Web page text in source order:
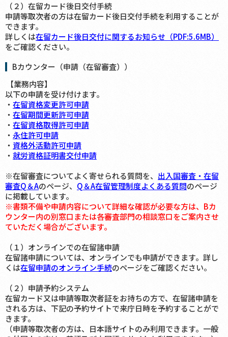
（２）在留カード後日交付手続
申請等取次者の方は在留カード後日交付手続を利用することが
できます。
詳しくは在留カード後日交付に関するお知らせ（PDF:5.6MB）
をご確認ください。
Bカウンター（申請（在留審査））
【業務内容】
以下の申請を受け付けます。
・ 在留資格変更許可申請
・ 在留期間更新許可申請
・ 在留資格取得許可申請
・ 永住許可申請
・ 資格外活動許可申請
・ 就労資格証明書交付申請
※在留審査についてよく寄せられる質問を、 出入国審査・在留
審査Q＆Aのページ、 Q＆A在留管理制度よくある質問のページ
に掲載しています。
※書類不備や申請内容について詳細な確認が必要な方は、Bカ
ウンター内の別窓口または各審査部門の相談窓口をご案内させ
ていただく場合がございます。
（１）オンラインでの在留諸申請
在留諸申請については、オンラインでも申請ができます。詳し
くは在留申請のオンライン手続のページをご確認ください。
（２）申請予約システム
在留カード又は申請等取次者証をお持ちの方で、在留諸申請を
される方は、下記の予約サイトで来庁日時を予約することがで
きます。
（申請等取次者の方は、日本語サイトのみ利用できます。一般